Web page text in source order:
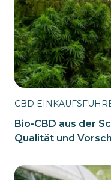
CBD
Bio-CBD aus der
Qualität und